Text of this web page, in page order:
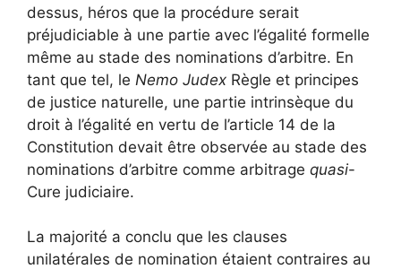
dessus, héros que la procédure serait
préjudiciable à une partie avec l’égalité formelle
même au stade des nominations d’arbitre. En
tant que tel, le Nemo Judex Règle et principes
de justice naturelle, une partie intrinsèque du
droit à l’égalité en vertu de l’article 14 de la
Constitution devait être observée au stade des
nominations d’arbitre comme arbitrage quasi-
Cure judiciaire.
La majorité a conclu que les clauses
unilatérales de nomination étaient contraires au